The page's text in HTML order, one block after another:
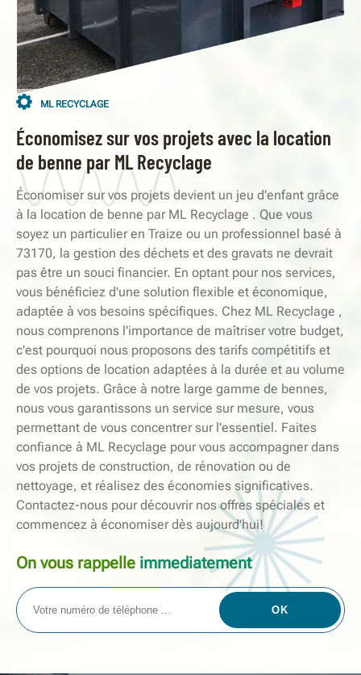
ML RECYCLAGE
Économisez sur vos projets avec la location
de benne par ML Recyclage
Économiser sur vos projets devient un jeu d'enfant grâce
à la location de benne par ML Recyclage . Que vous
soyez un particulier en Traize ou un professionnel basé à
73170, la gestion des déchets et des gravats ne devrait
pas être un souci financier. En optant pour nos services,
vous bénéficiez d'une solution flexible et économique,
adaptée à vos besoins spécifiques. Chez ML Recyclage ,
nous comprenons l'importance de maîtriser votre budget,
c'est pourquoi nous proposons des tarifs compétitifs et
des options de location adaptées à la durée et au volume
de vos projets. Grâce à notre large gamme de bennes,
nous vous garantissons un service sur mesure, vous
permettant de vous concentrer sur l'essentiel. Faites
confiance à ML Recyclage pour vous accompagner dans
vos projets de construction, de rénovation ou de
nettoyage, et réalisez des économies significatives.
Contactez-nous pour découvrir nos offres spéciales et
commencez à économiser dès aujourd'hui!
On vous rappelle immediatement